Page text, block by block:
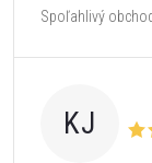
Spoľahlivý
KJ